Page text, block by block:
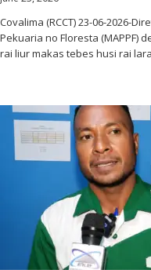
Covalima (RCCT) 23-06-2026-
Pekuaria no Floresta (MAPPF)
rai liur makas tebes husi rai